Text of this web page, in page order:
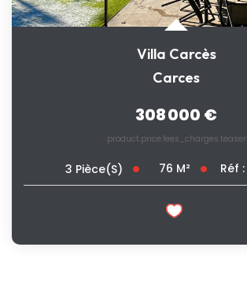
Villa Carcès
Carces
308 000 €
product.price.fees_charges.teaser
3 Pièce(s) 76 M² Réf :